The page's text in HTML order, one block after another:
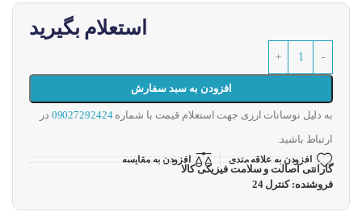
استعلام بگیرید
افزودن به سبد سفارش
به دلیل نوسانات ارزی جهت استعلام قیمت با شماره09027292424 در
ارتباط باشید.
افزودن به علاقه مندی افزودن به مقایسه
گارانتی اصالت و سلامت فیزیکی کالا
فروشنده: کنترل 24